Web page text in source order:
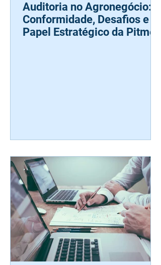
Auditoria no Agronegócio:
Conformidade, Desafios e o
Papel Estratégico da Pitmen